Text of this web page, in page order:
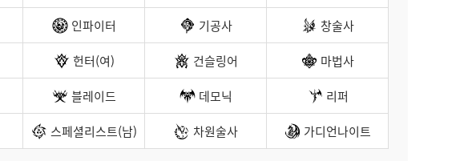
인파이터 기공사
창술사
헌터(여) 건슬링어
마법사
블레이드 데모닉
리퍼
스페셜리스트(남) 차원술사 가디언나이트